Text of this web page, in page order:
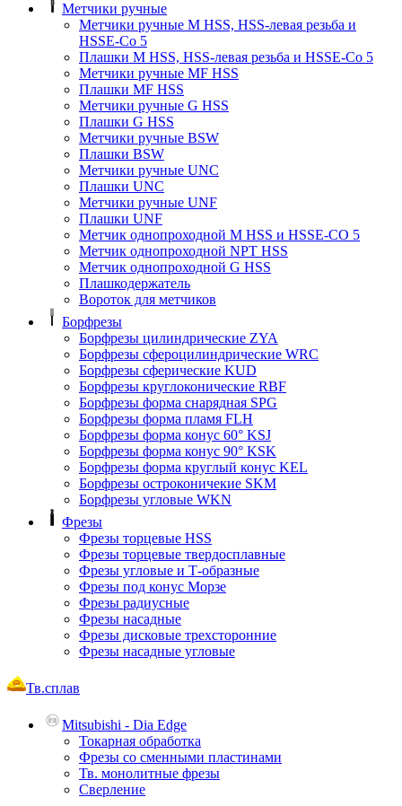
Метчики ручные
Метчики ручные M HSS, HSS-левая резьба и
HSSE-Co 5
Плашки M HSS, HSS-левая резьба и HSSE-Co 5
Метчики ручные MF HSS
Плашки MF HSS
Метчики ручные G HSS
Плашки G HSS
Метчики ручные BSW
Плашки BSW
Метчики ручные UNC
Плашки UNC
Метчики ручные UNF
Плашки UNF
Метчик однопроходной M HSS и HSSE-CO 5
Метчик однопроходной NPT HSS
Метчик однопроходной G HSS
Плашкодержатель
Вороток для метчиков
Борфрезы
Борфрезы цилиндрические ZYA
Борфрезы сфероцилиндрические WRC
Борфрезы сферические KUD
Борфрезы круглоконические RBF
Борфрезы форма снарядная SPG
Борфрезы форма пламя FLH
Борфрезы форма конус 60° KSJ
Борфрезы форма конус 90° KSK
Борфрезы форма круглый конус KEL
Борфрезы остроконичекие SKM
Борфрезы угловые WKN
Фрезы
Фрезы торцевые HSS
Фрезы торцевые твердосплавные
Фрезы угловые и Т-образные
Фрезы под конус Морзе
Фрезы радиусные
Фрезы насадные
Фрезы дисковые трехсторонние
Фрезы насадные угловые
Тв.сплав
Mitsubishi - Dia Edge
Токарная обработка
Фрезы со сменными пластинами
Тв. монолитные фрезы
Сверление